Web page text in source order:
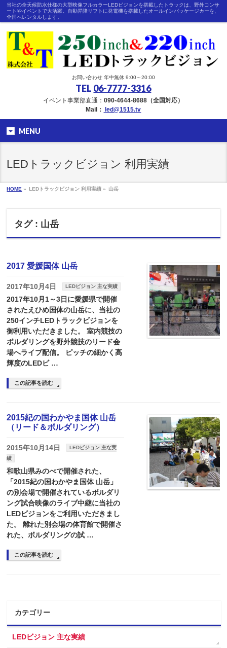
当社の全天候防水仕様の大型映像フルカラーLEDビジョンを搭載したトラックは、野外コンサ
ートやイベントで大活躍。自動昇降リフトに発電機を搭載したオールインパッケージカーを、
全国へレンタルします。
お問い合わせ 年中無休 9:00～20:00
TEL 06-7777-3316
イベント事業部直通：090-4644-8688（全国対応）
Mail：
led@1515.tv
MENU
LEDトラックビジョン 利用実績
HOME » LEDトラックビジョン 利用実績 » 山岳
タグ : 山岳
2017 愛媛国体 山岳
2017年10月4日 LEDビジョン 主な実績
2017年10月1～3日に愛媛県で開催
されたえひめ国体の山岳に、当社の
250インチLEDトラックビジョンを
御利用いただきました。 室内競技の
ボルダリングを野外競技のリード会
場へライブ配信。 ピッチの細かく高
輝度のLEDビ …
この記事を読む
2015紀の国わかやま国体 山岳
（リード＆ボルダリング）
2015年10月14日
LEDビジョン 主な実
績
和歌山県みのべで開催された、
「2015紀の国わかやま国体 山岳」
の別会場で開催されているボルダリ
ング試合映像のライブ中継に当社の
LEDビジョンをご利用いただきまし
た。 離れた別会場の体育館で開催さ
れた、ボルダリングの試 …
この記事を読む
カテゴリー
LEDビジョン 主な実績